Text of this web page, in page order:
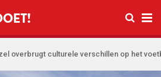
Open
overbrugt culturele verschillen op het